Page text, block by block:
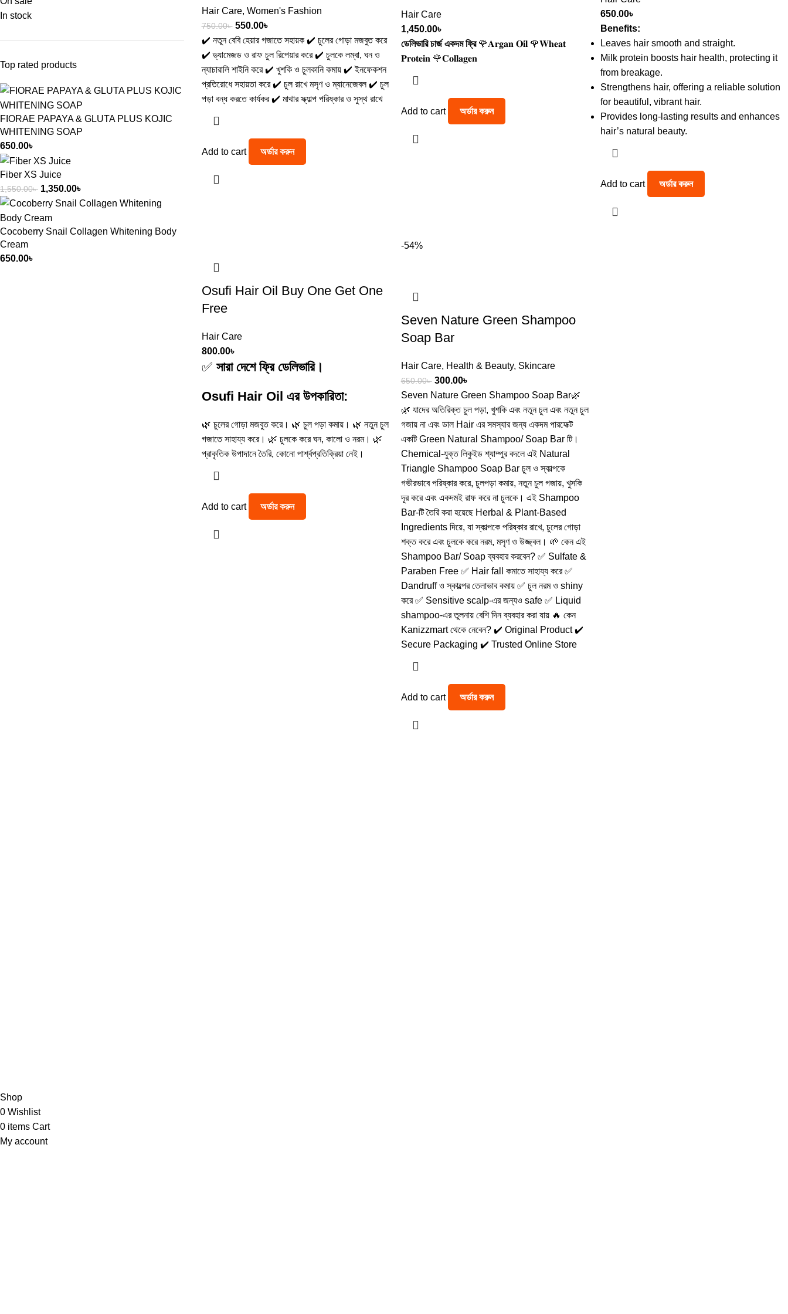
In stock
Top rated products
FIORAE PAPAYA & GLUTA PLUS KOJIC
WHITENING SOAP
650.00৳
Fiber XS Juice
1,550.00৳ 1,350.00৳
Cocoberry Snail Collagen Whitening Body
Cream
650.00৳
Hair Care, Women's Fashion
750.00৳ 550.00৳
✔️ নতুন বেবি হেয়ার গজাতে সহায়ক ✔️ চুলের গোড়া মজবুত করে
✔️ ড্যামেজড ও রাফ চুল রিপেয়ার করে ✔️ চুলকে লম্বা, ঘন ও
ন্যাচারালি শাইনি করে ✔️ খুশকি ও চুলকানি কমায় ✔️ ইনফেকশন
প্রতিরোধে সহায়তা করে ✔️ চুল রাখে মসৃণ ও ম্যানেজেবল ✔️ চুল
পড়া বন্ধ করতে কার্যকর ✔️ মাথার স্ক্যাল্প পরিষ্কার ও সুস্থ রাখে
Add to cart অর্ডার করুন
Hair Care
1,450.00৳
ডেলিভারি চার্জ একদম ফ্রি🌹𝐀𝐫𝐠𝐚𝐧 𝐎𝐢𝐥 🌹𝐖𝐡𝐞𝐚𝐭
𝐏𝐫𝐨𝐭𝐞𝐢𝐧 🌹𝐂𝐨𝐥𝐥𝐚𝐠𝐞𝐧
Add to cart অর্ডার করুন
650.00৳
Benefits:
Leaves hair smooth and straight.
Milk protein boosts hair health, protecting it
from breakage.
Strengthens hair, offering a reliable solution
for beautiful, vibrant hair.
Provides long-lasting results and enhances
hair’s natural beauty.
Add to cart অর্ডার করুন
Osufi Hair Oil Buy One Get One
Free
Hair Care
800.00৳
✅ সারা দেশে ফ্রি ডেলিভারি।
Osufi Hair Oil এর উপকারিতা:
🌿 চুলের গোড়া মজবুত করে। 🌿 চুল পড়া কমায়। 🌿 নতুন চুল
গজাতে সাহায্য করে। 🌿 চুলকে করে ঘন, কালো ও নরম। 🌿
প্রাকৃতিক উপাদানে তৈরি, কোনো পার্শ্বপ্রতিক্রিয়া নেই।
Add to cart অর্ডার করুন
-54%
Seven Nature Green Shampoo
Soap Bar
Hair Care, Health & Beauty, Skincare
650.00৳ 300.00৳
Seven Nature Green Shampoo Soap Bar🌿
🌿 যাদের অতিরিক্ত চুল পড়া, খুশকি এবং নতুন চুল এবং নতুন চুল
গজায় না এবং ডাল Hair এর সমস্যার জন্য একদম পারফেক্ট
একটি Green Natural Shampoo/ Soap Bar টি।
Chemical-যুক্ত লিকুইড শ্যাম্পুর বদলে এই Natural
Triangle Shampoo Soap Bar চুল ও স্কাল্পকে
গভীরভাবে পরিষ্কার করে, চুলপড়া কমায়, নতুন চুল গজায়, খুসকি
দূর করে এবং একদমই রাফ করে না চুলকে। এই Shampoo
Bar-টি তৈরি করা হয়েছে Herbal & Plant-Based
Ingredients দিয়ে, যা স্কাল্পকে পরিষ্কার রাখে, চুলের গোড়া
শক্ত করে এবং চুলকে করে নরম, মসৃণ ও উজ্জ্বল। 🌱 কেন এই
Shampoo Bar/ Soap ব্যবহার করবেন? ✅ Sulfate &
Paraben Free ✅ Hair fall কমাতে সাহায্য করে ✅
Dandruff ও স্কাল্পের তেলাভাব কমায় ✅ চুল নরম ও shiny
করে ✅ Sensitive scalp-এর জন্যও safe ✅ Liquid
shampoo-এর তুলনায় বেশি দিন ব্যবহার করা যায় 🔥 কেন
Kanizzmart থেকে নেবেন? ✔️ Original Product ✔️
Secure Packaging ✔️ Trusted Online Store
Add to cart অর্ডার করুন
Shop
0 Wishlist
0 items Cart
My account